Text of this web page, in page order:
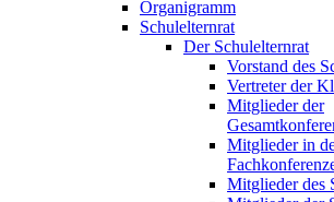
Organigramm
Schulelternrat
Der Schulelternrat
Vorstand des
Vertreter der
Mitglieder der
Mitglieder in
Mitglieder des